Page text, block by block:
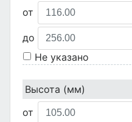
от
до
Не указано
Высота (мм)
от